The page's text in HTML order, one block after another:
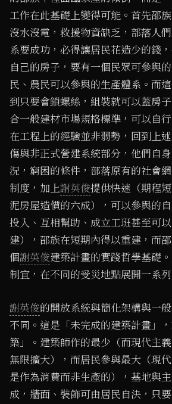
工作在此基礎上變得可能。首先邵
沒水沒電，救援物資缺乏，部落人
系要成功，必得讓居民花造少的錢
自己的房子，要有一個民眾可參與
民、農民可以參與的生產體系。而
到只要會鎖螺絲，組裝就可以蓋房
合一般建材市場規格標準，可以自
在工程上的經驗並非弱勢，回到上
傷與非正式營建系統部分，他們自
況，窮困的條件，部落原有的社會
制度，加上謝英俊提供快速（期程
泥房屋造價的六成），可以參與的
投入、互相幫助、成立工班甚至可
建），邵族在短期內得以重建，而
個謝英俊建築計畫的實踐哲學基礎
制宜，在不同的受災地點展開一系列
謝英俊的開放系統與簡化架構與一
不同。這是「未完成的建築計畫」
築」。建築師作的最少（而現代主
無限擴大），而居民參與最大（現
是作為消費而非生產的），基地與
成，牆面、裝飾可由居民自決，只